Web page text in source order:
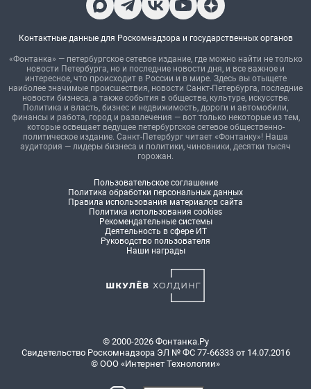
Контактные данные для Роскомнадзора и государственных органов
«Фонтанка» — петербургское сетевое издание, где можно найти не только
новости Петербурга, но и последние новости дня, и все важное и
интересное, что происходит в России и в мире. Здесь вы отыщете
наиболее значимые происшествия, новости Санкт-Петербурга, последние
новости бизнеса, а также события в обществе, культуре, искусстве.
Политика и власть, бизнес и недвижимость, дороги и автомобили,
финансы и работа, город и развлечения — вот только некоторые из тем,
которые освещает ведущее петербургское сетевое общественно-
политическое издание. Санкт-Петербург читает «Фонтанку»! Наша
аудитория — лидеры бизнеса и политики, чиновники, десятки тысяч
горожан.
Пользовательское соглашение
Политика обработки персональных данных
Правила использования материалов сайта
Политика использования cookies
Рекомендательные системы
Деятельность в сфере ИТ
Руководство пользователя
Наши награды
© 2000-2026 Фонтанка.Ру
Свидетельство Роскомнадзора ЭЛ № ФС 77-66333 от 14.07.2016
© ООО «Интернет Технологии»